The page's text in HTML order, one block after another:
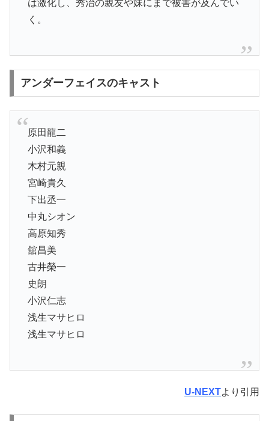
は激化し、秀治の親友や妹にまで被害が及んでい
く。
アンダーフェイスのキャスト
原田龍二
小沢和義
木村元親
宮崎貴久
下出丞一
中丸シオン
高原知秀
舘昌美
古井榮一
史朗
小沢仁志
浅生マサヒロ
浅生マサヒロ
U-NEXTより引用